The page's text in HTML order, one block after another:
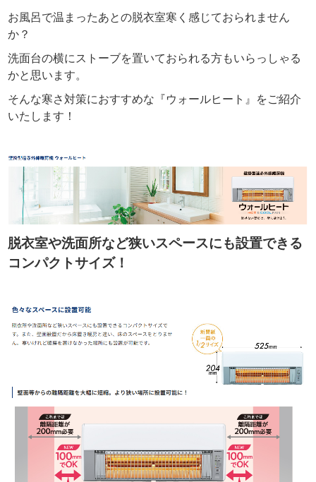
お風呂で温まったあとの脱衣室寒く感じておられません
か？
洗面台の横にストーブを置いておられる方もいらっしゃる
かと思います。
そんな寒さ対策におすすめな『ウォールヒート』をご紹介
いたします！
脱衣室や洗面所など狭いスペースにも設置できる
コンパクトサイズ！